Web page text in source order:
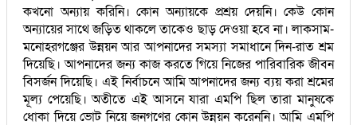
কখনো অন্যায় করিনি। কোন অন্যায়কে প্রশ্রয় দেয়নি। কেউ কোন
অন্যায়ের সাথে জড়িত থাকলে তাকেও ছাড় দেওয়া হবে না। লাকসাম-
মনোহরগঞ্জের উন্নয়ন আর আপনাদের সমস্যা সমাধানে দিন-রাত শ্রম
দিয়েছি। আপনাদের জন্য কাজ করতে গিয়ে নিজের পারিবারিক জীবন
বিসর্জন দিয়েছি। এই নির্বাচনে আমি আপনাদের জন্য ব্যয় করা শ্রমের
মূল্য পেয়েছি। অতীতে এই আসনে যারা এমপি ছিল তারা মানুষকে
ধোকা দিয়ে ভোট নিয়ে জনগণের কোন উন্নয়ন করেননি। আমি এমপি